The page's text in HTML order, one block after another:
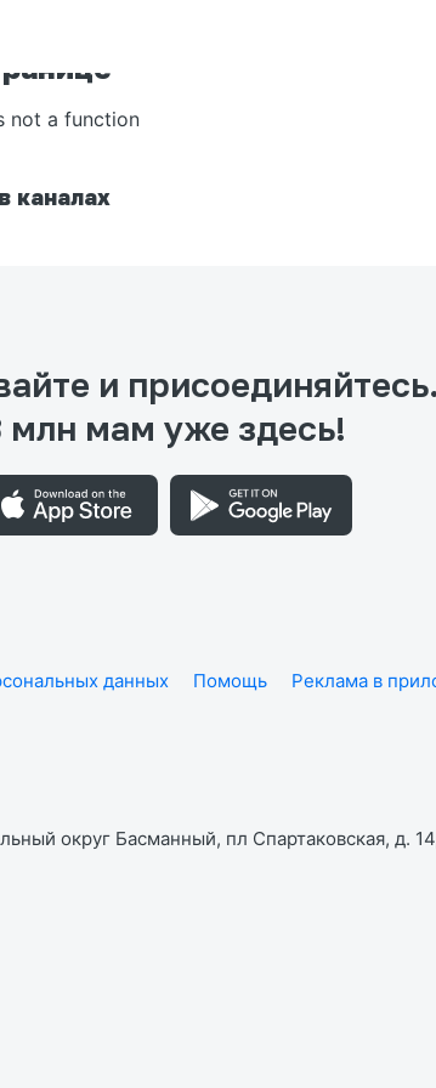
not a function
каналах
и присоединяйтесь.
млн мам уже здесь!
данных Помощь Реклама в
округ Басманный, пл Спартаковская, д.